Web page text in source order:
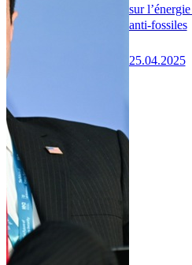
sur
anti-fossiles
25.04.2025